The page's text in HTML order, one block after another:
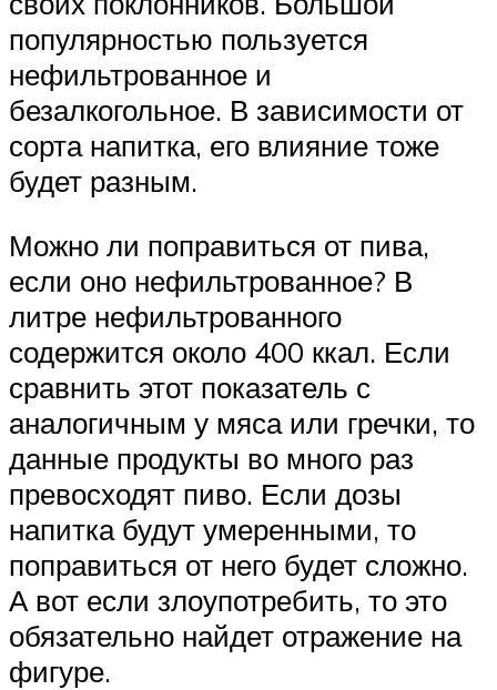
популярностью пользуется
нефильтрованное и
безалкогольное. В зависимости от
сорта напитка, его влияние тоже
будет разным.
Можно ли поправиться от пива,
если оно нефильтрованное? В
литре нефильтрованного
содержится около 400 ккал. Если
сравнить этот показатель с
аналогичным у мяса или гречки, то
данные продукты во много раз
превосходят пиво. Если дозы
напитка будут умеренными, то
поправиться от него будет сложно.
А вот если злоупотребить, то это
обязательно найдет отражение на
фигуре.